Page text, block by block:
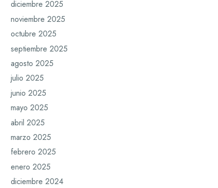
diciembre 2025
noviembre 2025
octubre 2025
septiembre 2025
agosto 2025
julio 2025
junio 2025
mayo 2025
abril 2025
marzo 2025
febrero 2025
enero 2025
diciembre 2024